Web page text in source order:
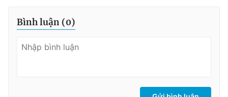
Bình luận (0)